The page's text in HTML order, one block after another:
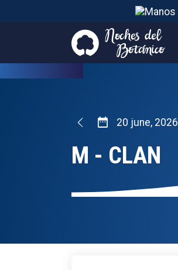
2026
20 june, 2026
M - CLAN